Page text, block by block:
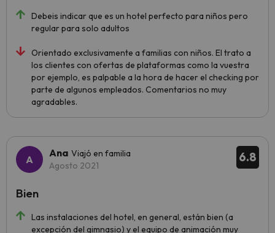
Debeis indicar que es un hotel perfecto para niños pero
regular para solo adultos
Orientado exclusivamente a familias con niños. El trato a
los clientes con ofertas de plataformas como la vuestra
por ejemplo, es palpable a la hora de hacer el checking por
parte de algunos empleados. Comentarios no muy
agradables.
6.8
Ana Viajó en familia
Agosto 2021
Las instalaciones del hotel, en general, están bien (a
excepción del gimnasio) y el equipo de animación muy
Bien